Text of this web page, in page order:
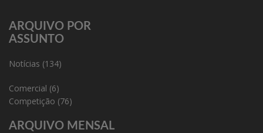
ARQUIVO POR
ASSUNTO
Notícias (134)
Comercial (6)
Competição (76)
ARQUIVO MENSAL